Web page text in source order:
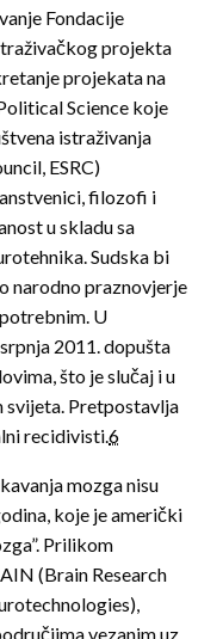
Fondacije
projekta
projekata na
Science koje
istraživanja
ESRC)
filozofi i
u skladu sa
Sudska bi
narodno praznovjerje
U
2011. dopušta
što je slučaj i u
svijeta. Pretpostavlja
recidivisti.6
mozga nisu
koje je američki
Prilikom
(Brain Research
vezanim uz